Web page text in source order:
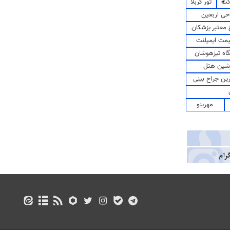
اربعین
پزشکان
ایمپلنت
تیزهوشان
هتل
جراح بینی
مهرینو